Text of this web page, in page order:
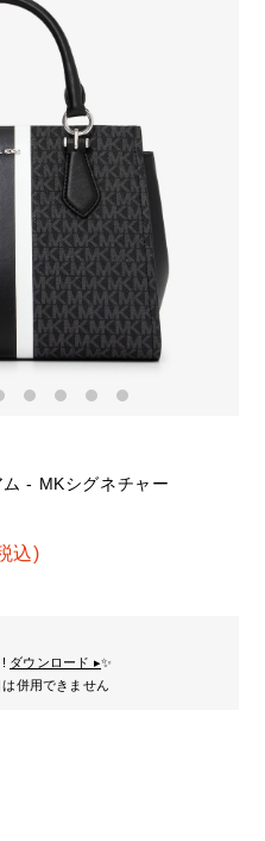
- MKシグネチャー
込)
ダウンロード ▸✨
併用できません